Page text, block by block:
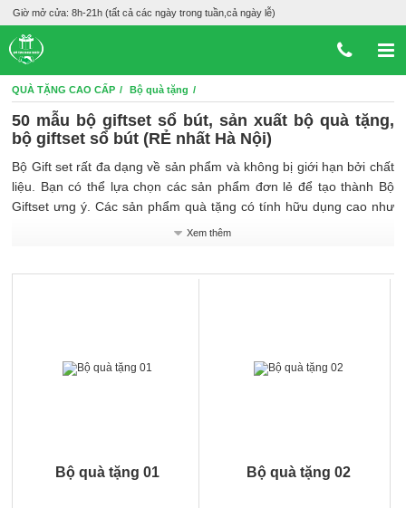
Giờ mở cửa: 8h-21h (tất cả các ngày trong tuần,cả ngày lễ)
QUÀ TẶNG CAO CẤP Bộ quà tặng
50 mẫu bộ giftset sổ bút, sản xuất bộ quà tặng,
bộ giftset sổ bút (RẺ nhất Hà Nội)
Bộ Gift set rất đa dạng về sản phẩm và không bị giới hạn bởi chất
liệu. Bạn có thể lựa chọn các sản phẩm đơn lẻ để tạo thành Bộ
Giftset ưng ý. Các sản phẩm quà tặng có tính hữu dụng cao như
bút bi, bút kim tinh, bút mực, ví, sổ khóa, móc chìa khóa, bộ cắm
sự kiện đặc biệt.
Xem thêm
Bộ quà tặng 01 Bộ quà tặng 02